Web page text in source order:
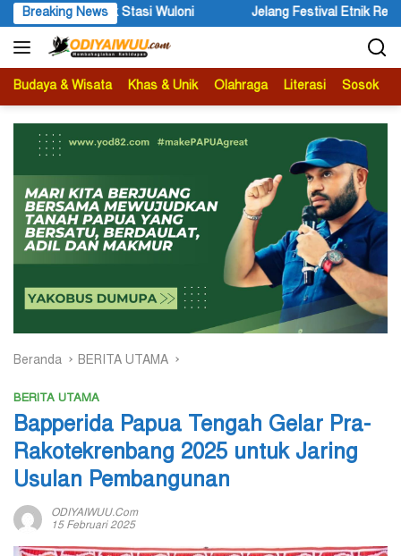
Langsung
ke
konten
Breaking News
Festival Etnik Religi 2026, Bupati Wandik Ajak Wisatawan
Budaya & Wisata Khas & Unik Olahraga Literasi Sosok
Beranda BERITA UTAMA
BERITA UTAMA
Bapperida Papua Tengah Gelar Pra-
Rakotekrenbang 2025 untuk Jaring
Usulan Pembangunan
ODIYAIWUU.com
15 Februari 2025